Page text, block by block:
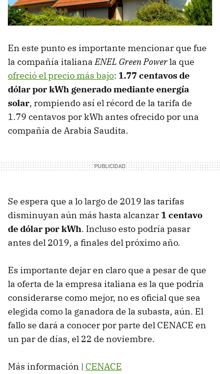
En este punto es importante mencionar que fue
la compañía italianaENEL Green Powerla que
ofreció el precio más bajo: 1.77 centavos de
dólar por kWh generado mediante energía
solar, rompiendo así el récord de la tarifa de
1.79 centavos por kWh antes ofrecido por una
compañía de Arabia Saudita.
Se espera que a lo largo de 2019 las tarifas
disminuyan aún más hasta alcanzar 1 centavo
de dólar por kWh. Incluso esto podría pasar
antes del 2019, a finales del próximo año.
Es importante dejar en claro que a pesar de que
la oferta de la empresa italiana es la que podría
considerarse como mejor, no es oficial que sea
elegida como la ganadora de la subasta, aún. El
fallo se dará a conocer por parte del CENACE en
un par de días, el 22 de noviembre.
Más información | CENACE